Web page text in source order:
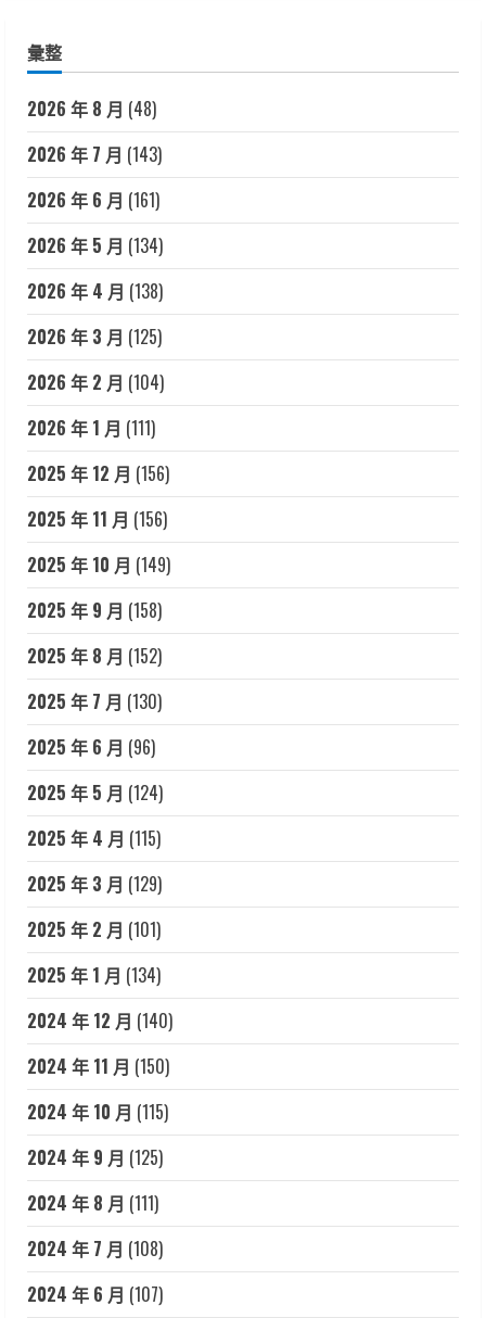
彙整
2026 年 8 月 (48)
2026 年 7 月 (143)
2026 年 6 月 (161)
2026 年 5 月 (134)
2026 年 4 月 (138)
2026 年 3 月 (125)
2026 年 2 月 (104)
2026 年 1 月 (111)
2025 年 12 月 (156)
2025 年 11 月 (156)
2025 年 10 月 (149)
2025 年 9 月 (158)
2025 年 8 月 (152)
2025 年 7 月 (130)
2025 年 6 月 (96)
2025 年 5 月 (124)
2025 年 4 月 (115)
2025 年 3 月 (129)
2025 年 2 月 (101)
2025 年 1 月 (134)
2024 年 12 月 (140)
2024 年 11 月 (150)
2024 年 10 月 (115)
2024 年 9 月 (125)
2024 年 8 月 (111)
2024 年 7 月 (108)
2024 年 6 月 (107)